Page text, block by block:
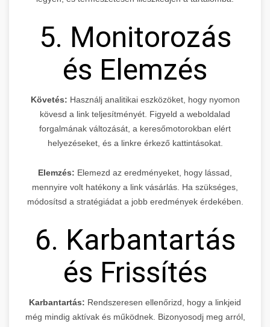
5. Monitorozás
és Elemzés
Követés: Használj analitikai eszközöket, hogy nyomon
kövesd a link teljesítményét. Figyeld a weboldalad
forgalmának változását, a keresőmotorokban elért
helyezéseket, és a linkre érkező kattintásokat.
Elemzés: Elemezd az eredményeket, hogy lássad,
mennyire volt hatékony a link vásárlás. Ha szükséges,
módosítsd a stratégiádat a jobb eredmények érdekében.
6. Karbantartás
és Frissítés
Karbantartás: Rendszeresen ellenőrizd, hogy a linkjeid
még mindig aktívak és működnek. Bizonyosodj meg arról,